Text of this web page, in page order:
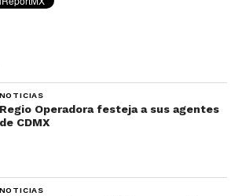
NOTICIAS
Regio Operadora festeja a sus agentes
de CDMX
NOTICIAS